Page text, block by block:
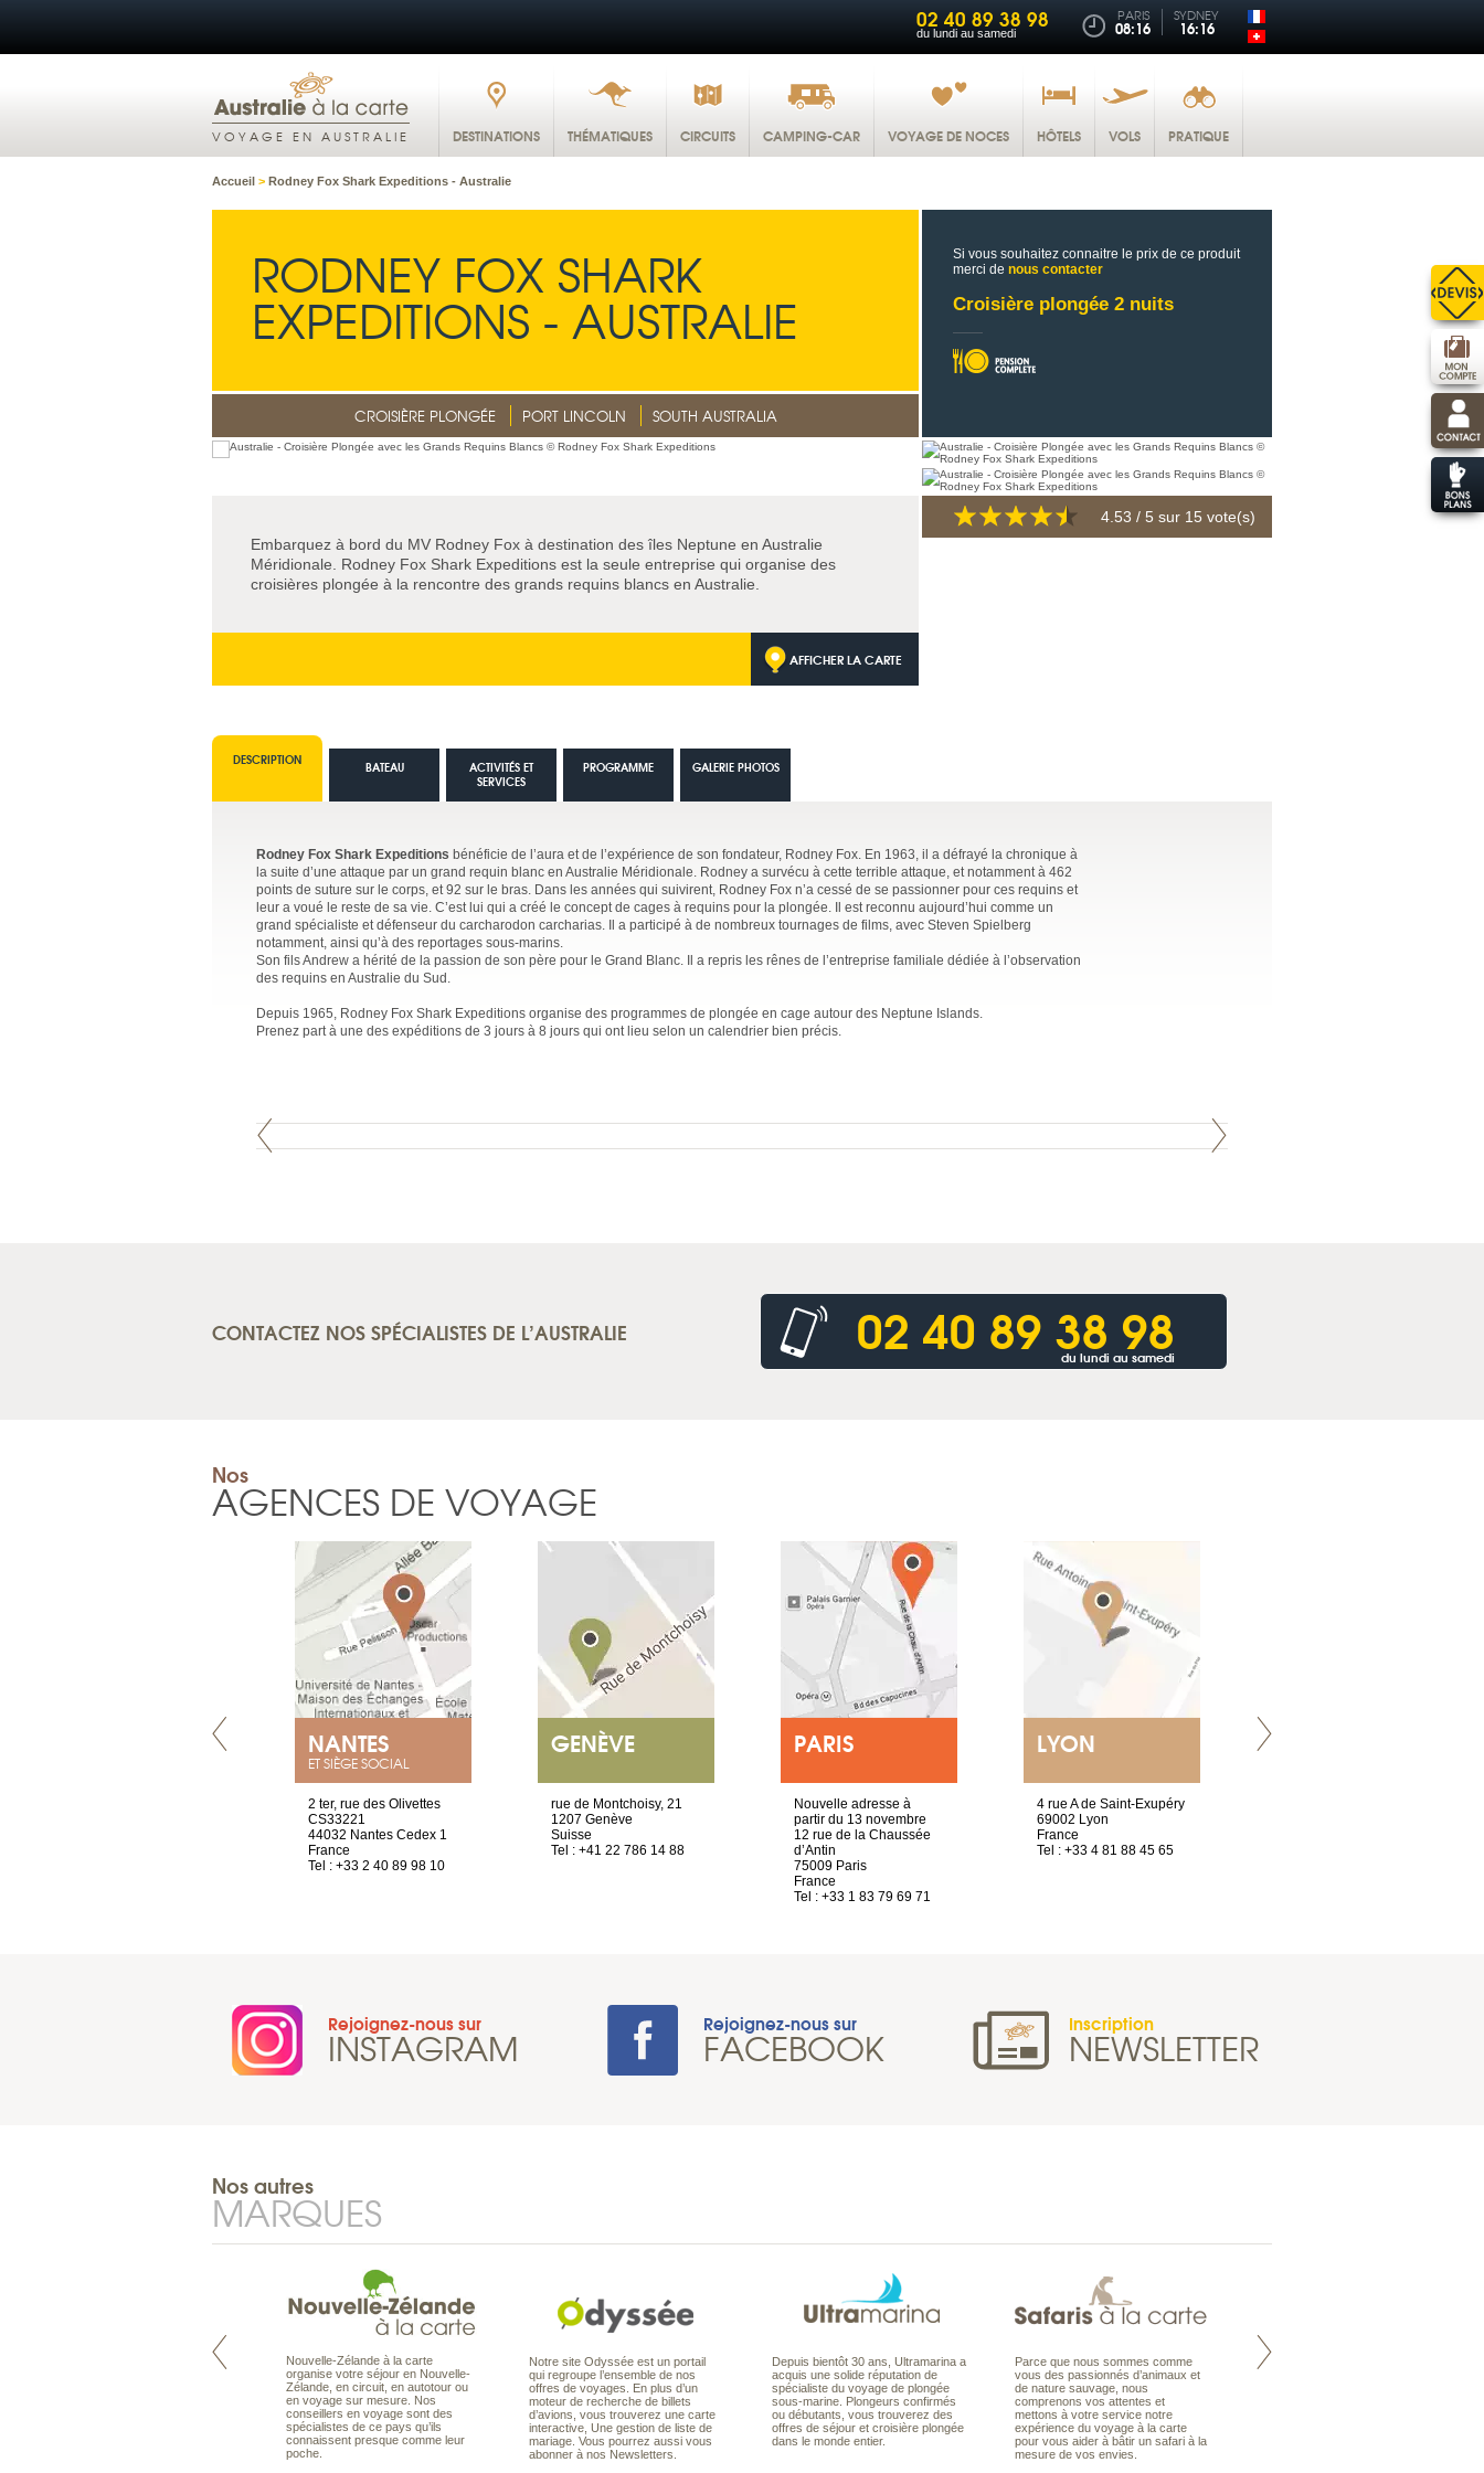
02 40 89 38 98
du lundi au samedi
PARIS
08:16
SYDNEY
16:16
VOYAGE EN AUSTRALIE DESTINATIONS THÉMATIQUES CIRCUITS CAMPING-CAR VOYAGE DE NOCES HÔTELS VOLS PRATIQUE
Accueil > Rodney Fox Shark Expeditions - Australie
RODNEY FOX SHARK
EXPEDITIONS - AUSTRALIE
CROISIÈRE PLONGÉE PORT LINCOLN SOUTH AUSTRALIA
Si vous souhaitez connaitre le prix de ce produit
merci de nous contacter
Croisière plongée 2 nuits
Embarquez à bord du MV Rodney Fox à destination des îles Neptune en Australie
Méridionale. Rodney Fox Shark Expeditions est la seule entreprise qui organise des
croisières plongée à la rencontre des grands requins blancs en Australie.
AFFICHER LA CARTE
4.53 / 5 sur 15 vote(s)
DESCRIPTION
Rodney Fox Shark Expeditions bénéficie de l’aura et de l’expérience de son fondateur, Rodney Fox. En 1963, il a défrayé la chronique à
la suite d’une attaque par un grand requin blanc en Australie Méridionale. Rodney a survécu à cette terrible attaque, et notamment à 462
points de suture sur le corps, et 92 sur le bras. Dans les années qui suivirent, Rodney Fox n’a cessé de se passionner pour ces requins et
leur a voué le reste de sa vie. C’est lui qui a créé le concept de cages à requins pour la plongée. Il est reconnu aujourd’hui comme un
grand spécialiste et défenseur du carcharodon carcharias. Il a participé à de nombreux tournages de films, avec Steven Spielberg
notamment, ainsi qu’à des reportages sous-marins.
Son fils Andrew a hérité de la passion de son père pour le Grand Blanc. Il a repris les rênes de l’entreprise familiale dédiée à l’observation
des requins en Australie du Sud.
Depuis 1965, Rodney Fox Shark Expeditions organise des programmes de plongée en cage autour des Neptune Islands.
Prenez part à une des expéditions de 3 jours à 8 jours qui ont lieu selon un calendrier bien précis.
BATEAU
ACTIVITÉS ET
SERVICES
PROGRAMME GALERIE PHOTOS
CONTACTEZ NOS SPÉCIALISTES DE L’AUSTRALIE 02 40 89 38 98
du lundi au samedi
Nos
AGENCES DE VOYAGE
NANTES
ET SIÈGE SOCIAL
2 ter, rue des Olivettes
CS33221
44032 Nantes Cedex 1
France
Tel : +33 2 40 89 98 10
GENÈVE
rue de Montchoisy, 21
1207 Genève
Suisse
Tel : +41 22 786 14 88
PARIS
Nouvelle adresse à
partir du 13 novembre
12 rue de la Chaussée
d’Antin
75009 Paris
France
Tel : +33 1 83 79 69 71
LYON
4 rue A de Saint-Exupéry
69002 Lyon
France
Tel : +33 4 81 88 45 65
Rejoignez-nous sur
INSTAGRAM Rejoignez-nous sur
FACEBOOK Inscription
NEWSLETTER
Nos autres
MARQUES
Pacifique à la carte est le spécialiste
Nouvelle-Zélande à la carte
organise votre séjour en Nouvelle-
Zélande, en circuit, en autotour ou
en voyage sur mesure. Nos
conseillers en voyage sont des
spécialistes de ce pays qu’ils
connaissent presque comme leur
poche.
Notre site Odyssée est un portail
qui regroupe l’ensemble de nos
offres de voyages. En plus d’un
moteur de recherche de billets
d’avions, vous trouverez une carte
interactive, Une gestion de liste de
mariage. Vous pourrez aussi vous
abonner à nos Newsletters.
Depuis bientôt 30 ans, Ultramarina a
acquis une solide réputation de
spécialiste du voyage de plongée
sous-marine. Plongeurs confirmés
ou débutants, vous trouverez des
offres de séjour et croisière plongée
dans le monde entier.
Parce que nous sommes comme
vous des passionnés d’animaux et
de nature sauvage, nous
comprenons vos attentes et
mettons à votre service notre
expérience du voyage à la carte
pour vous aider à bâtir un safari à la
mesure de vos envies.
Maldives à la Carte propose tous